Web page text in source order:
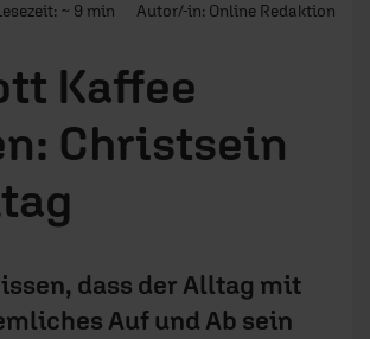
~ 9 min Autor/-in: Online Redaktion
Kaffee
Christsein
dass der Alltag mit
Auf und Ab sein